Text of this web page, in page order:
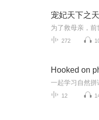
宠妃天下之
272
Hooked on
一起学习自然拼
12